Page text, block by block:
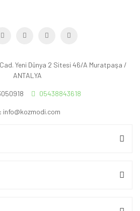
Yeni Dünya 2 Sitesi 46/A Muratpaşa /
ANTALYA
05438843618
info@kozmodi.com